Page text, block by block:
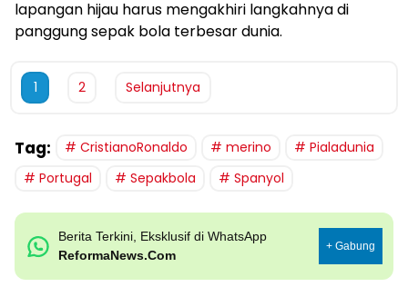
lapangan hijau harus mengakhiri langkahnya di
panggung sepak bola terbesar dunia.
1 2 Selanjutnya
Tag: CristianoRonaldo merino
Pialadunia
Portugal
Sepakbola Spanyol
Berita Terkini, Eksklusif di WhatsApp
ReformaNews.Com
+ Gabung